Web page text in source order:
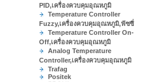
PID,เครื่องควบคุมอุณหภูมิ
Temperature Controller
Fuzzy,เครื่องควบคุมอุณหภูมิ,ฟัซซี่
Temperature Controller On-
Off,เครื่องควบคุมอุณหภูมิ
Analog Temperature
Controller,เครื่องควบคุมอุณหภูมิ
Trafag
Positek